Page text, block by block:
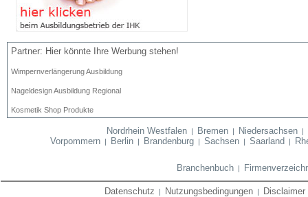
Partner: Hier könnte Ihre Werbung stehen!
Wimpernverlängerung Ausbildung
Nageldesign Ausbildung Regional
Kosmetik Shop Produkte
Nordrhein Westfalen | Bremen | Niedersachsen |
Vorpommern | Berlin | Brandenburg |Sachsen |Saarland |
Branchenbuch |
Datenschutz | Nutzungsbedingungen | Disclaimer